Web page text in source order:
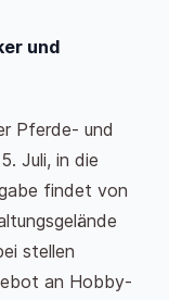
und
Pferde- und
Juli, in die
findet von
stellen
an Hobby-